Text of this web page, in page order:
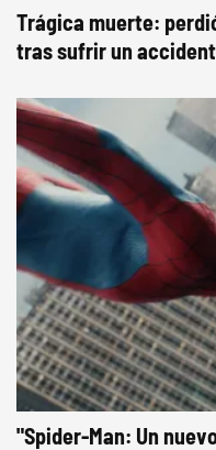
Trágica muerte:
tras sufrir un
"Spider-Man: Un